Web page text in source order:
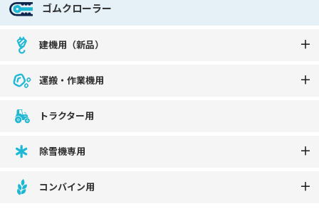
ゴムクローラー
建機用（新品）
運搬・作業機用
トラクター用
除雪機専用
コンバイン用